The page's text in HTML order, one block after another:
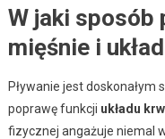
W jaki sposób
mięśnie i
Pływanie jest doskonałym
poprawę funkcji układu
fizycznej angażuje niemal